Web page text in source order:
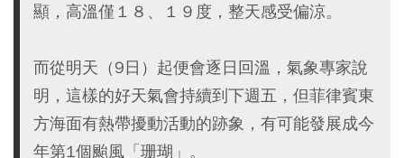
顯，高溫僅１８、１９度，整天感受偏涼。
而從明天（9日）起便會逐日回溫，氣象專家說
明，這樣的好天氣會持續到下週五，但菲律賓東
方海面有熱帶擾動活動的跡象，有可能發展成今
年第1個颱風「珊瑚」。